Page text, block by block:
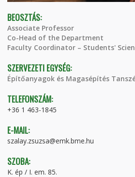
BEOSZTÁS:
Associate Professor
Co-Head of the Department
Faculty Coordinator – Students'
SZERVEZETI EGYSÉG:
Építőanyagok és Magasépítés
TELEFONSZÁM:
+36 1 463-1845
E-MAIL:
szalay.zsuzsa@emk.bme.hu
SZOBA:
K. ép / I. em. 85.